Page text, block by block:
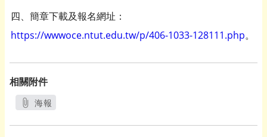
四、簡章下載及報名網址：
https://wwwoce.ntut.edu.tw/p/406-1033-128111.php。
相關附件
海報